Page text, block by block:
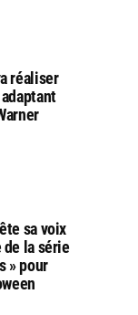
réaliser
sa voix
de la série
» pour